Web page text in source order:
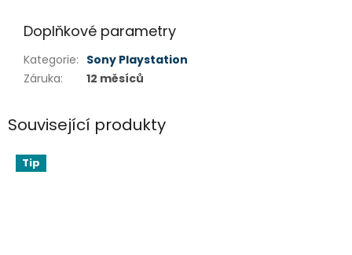
Doplňkové parametry
Kategorie: Sony Playstation
Záruka: 12 měsíců
Související produkty
Tip